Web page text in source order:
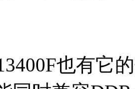
也有它